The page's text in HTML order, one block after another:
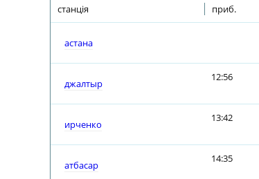
станція приб.
астана
джалтыр
12:56
ирченко
13:42
атбасар
14:35